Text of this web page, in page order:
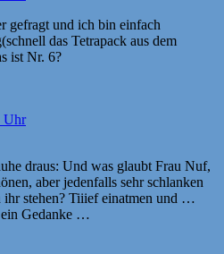
gefragt und ich bin einfach
das Tetrapack aus dem
ist Nr. 6?
Uhr
draus: Und was glaubt Frau Nuf,
aber jedenfalls sehr schlanken
ihr stehen? Tiiief einatmen und …
ein Gedanke …